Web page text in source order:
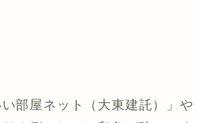
部屋ネット（大東建託）」